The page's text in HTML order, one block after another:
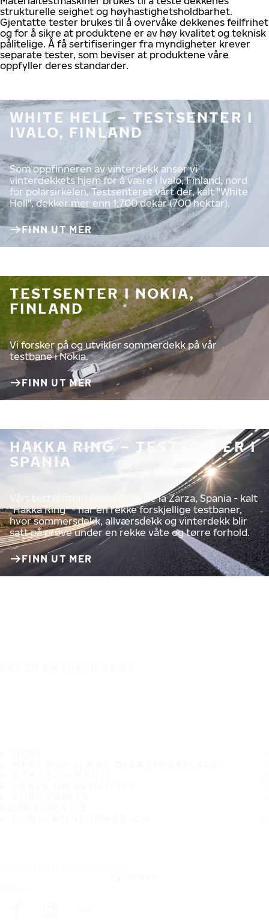
strukturelle seighet og høyhastighetsholdbarhet.
Gjentatte tester brukes til å overvåke dekkenes feilfrihet
og for å sikre at produktene er av høy kvalitet og teknisk
pålitelige. Å få sertifiseringer fra myndigheter krever
separate tester, som beviser at produktene våre
oppfyller deres standarder.
WHITE HELL – TESTSENTER I
IVALO, FINLAND
Som oppfinneren av vinterdekk anser vi
vinterdekkets hjem for å være i Ivalo, Finland, nord
for polarsirkelen. Testsenteret vårt der, kalt "White
Hell", dekker mer enn 1,700 dekar (700 hektar).
FINN UT MER
TESTSENTER I NOKIA,
FINLAND
Vi forsker på og utvikler sommerdekk på vår
testbane i Nokia.
FINN UT MER
HAKKA RING – TESTSENTER I
SPANIA
Vårt testsenter i Santa Cruz de la Zarza, Spania - kalt
"Hakka Ring" - har en rekke forskjellige testbaner,
hvor sommersdekk, allværsdekk og vinterdekk blir
satt på prøve under en rekke våte og tørre forhold.
FINN UT MER